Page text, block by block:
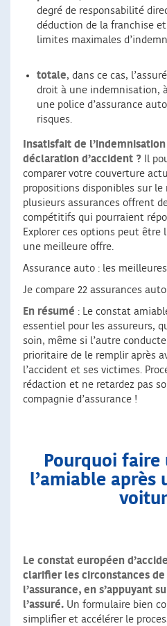
degré de responsabilité
déduction de la franchise
limites maximales
totale, dans ce cas,
droit à une indemnisation,
une police d’assurance
risques.
Insatisfait de
déclaration d’accident ? Il
comparer votre couverture
propositions disponibles sur
plusieurs assurances offrent
compétitifs qui pourraient
Explorer ces options peut être
une meilleure offre.
Assurance auto : les
Je compare 22 assurances auto
En résumé : Le constat
essentiel pour les assureurs,
soin, même si l’autre
prioritaire de le remplir après
l’accident et ses victimes.
rédaction et ne retardez pas
compagnie d’assurance !
Pourquoi faire
l’amiable après
Le constat européen
clarifier les circonstances de
l’assurance, en s’appuyant
l’assuré. Un formulaire bien
simplifier et accélérer le